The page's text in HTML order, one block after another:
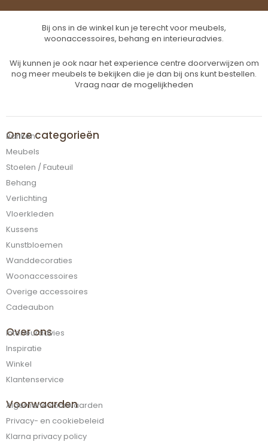
Bij ons in de winkel kun je terecht voor meubels,
woonaccessoires, behang en interieuradvies.
Wij kunnen je ook naar het experience centre doorverwijzen om
nog meer meubels te bekijken die je dan bij ons kunt bestellen.
Vraag naar de mogelijkheden
Onze categorieën
Banken
Meubels
Stoelen / Fauteuil
Behang
Verlichting
Vloerkleden
Kussens
Kunstbloemen
Wanddecoraties
Woonaccessoires
Overige accessoires
Cadeaubon
Over ons
Interieuradvies
Inspiratie
Winkel
Klantenservice
Voorwaarden
Algemene voorwaarden
Privacy- en cookiebeleid
Klarna privacy policy